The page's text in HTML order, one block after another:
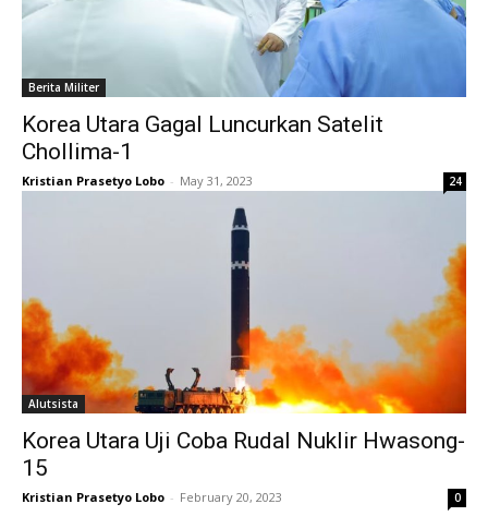
Berita Militer
Korea Utara Gagal Luncurkan Satelit
Chollima-1
Kristian Prasetyo Lobo - May 31, 2023 24
Alutsista
Korea Utara Uji Coba Rudal Nuklir Hwasong-
15
Kristian Prasetyo Lobo - February 20, 2023 0